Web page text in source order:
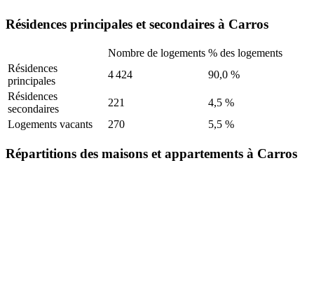
Résidences principales et secondaires à Carros
Nombre de logements % des logements
Résidences
principales
4 424
90,0 %
Résidences
secondaires
221
4,5 %
Logements vacants
270 5,5 %
Répartitions des maisons et appartements à Carros